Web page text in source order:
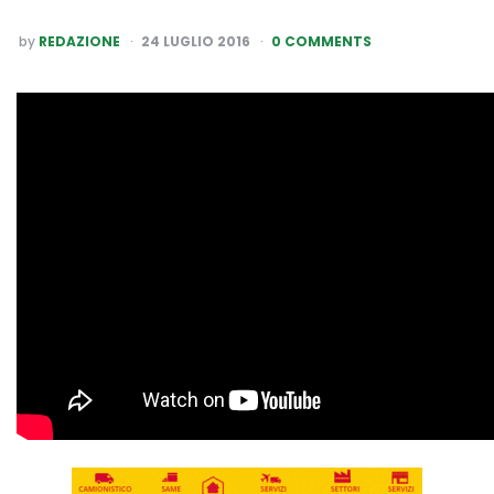
POSTED
BY
by REDAZIONE 24 LUGLIO 2016 0 COMMENTS